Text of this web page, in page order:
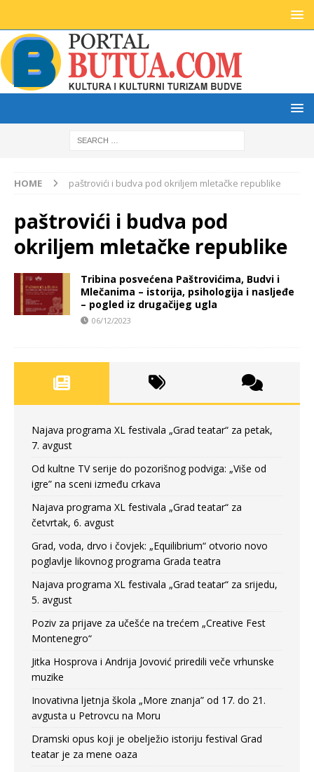
HOME paštrovići i budva pod okriljem mletačke republike
paštrovići i budva pod
okriljem mletačke republike
Tribina posvećena Paštrovićima, Budvi i
Mlečanima – istorija, psihologija i nasljeđe
– pogled iz drugačijeg ugla
06/12/2023
Najava programa XL festivala „Grad teatar“ za petak,
7. avgust
Od kultne TV serije do pozorišnog podviga: „Više od
igre” na sceni između crkava
Najava programa XL festivala „Grad teatar“ za
četvrtak, 6. avgust
Grad, voda, drvo i čovjek: „Equilibrium“ otvorio novo
poglavlje likovnog programa Grada teatra
Najava programa XL festivala „Grad teatar“ za srijedu,
5. avgust
Poziv za prijave za učešće na trećem „Creative Fest
Montenegro“
Jitka Hosprova i Andrija Jovović priredili veče vrhunske
muzike
Inovativna ljetnja škola „More znanja” od 17. do 21.
avgusta u Petrovcu na Moru
Dramski opus koji je obelježio istoriju festival Grad
teatar je za mene oaza